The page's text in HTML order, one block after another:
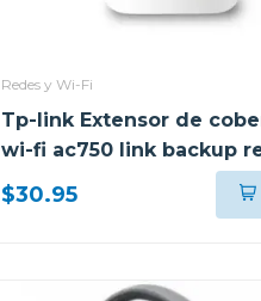
Redes y Wi-Fi
Tp-link Extensor de
wi-fi ac750 link backup
$30.95